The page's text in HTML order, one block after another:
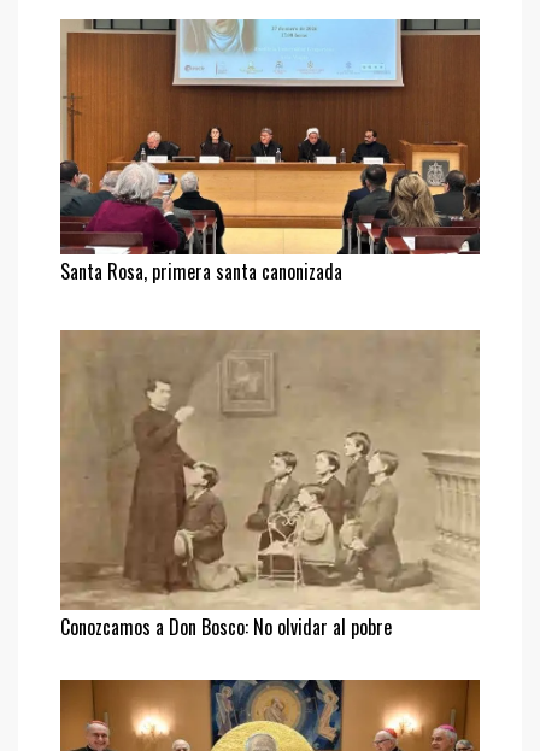
Santa Rosa, primera santa canonizada
Conozcamos a Don Bosco: No olvidar al pobre